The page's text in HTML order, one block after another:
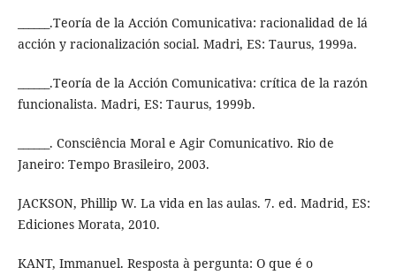
______.Teoría de la Acción Comunicativa: racionalidad de lá
acción y racionalización social. Madri, ES: Taurus, 1999a.
______.Teoría de la Acción Comunicativa: crítica de la razón
funcionalista. Madri, ES: Taurus, 1999b.
______. Consciência Moral e Agir Comunicativo. Rio de
Janeiro: Tempo Brasileiro, 2003.
JACKSON, Phillip W. La vida en las aulas. 7. ed. Madrid, ES:
Ediciones Morata, 2010.
KANT, Immanuel. Resposta à pergunta: O que é o